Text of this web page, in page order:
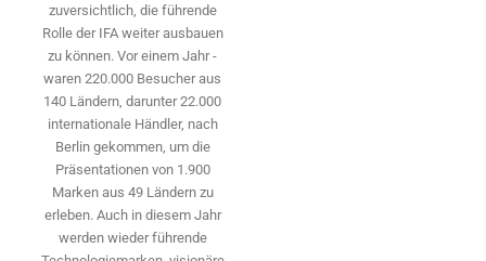
zuversichtlich, die führende
Rolle der IFA weiter ausbauen
zu können. Vor einem Jahr ­
waren 220.000 Besucher aus
140 ­Ländern, ­darunter 22.000
internationale Händler, nach
Berlin gekommen, um die
Präsen­tationen von 1.900
Marken aus 49 Ländern zu
erleben. Auch in diesem Jahr
werden wieder führende